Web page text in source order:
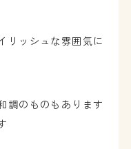
リッシュな雰囲気に
調のものもあります